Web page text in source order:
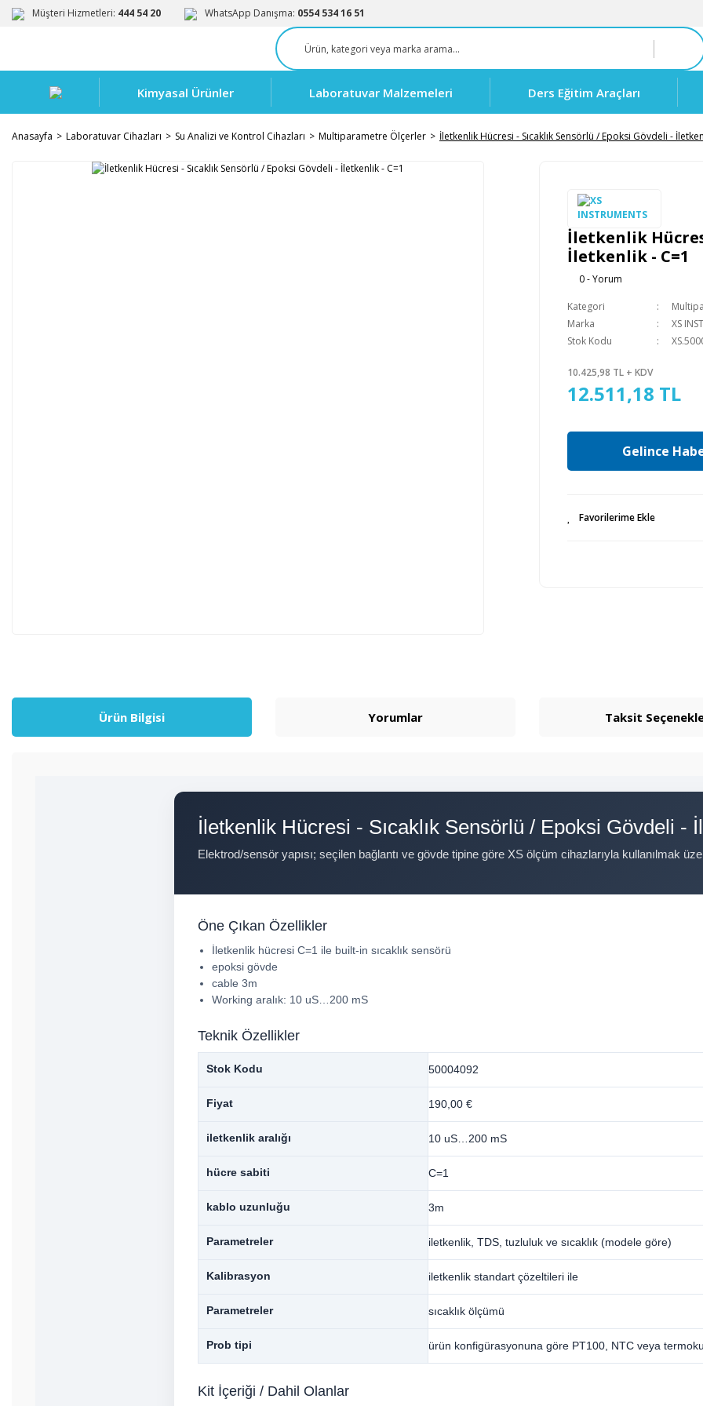
Müşteri Hizmetleri: 444 54 20 WhatsApp Danışma: 0554 534 16 51
Kimyasal Ürünler Laboratuvar Malzemeleri Ders Eğitim Araçları
Anasayfa Laboratuvar Cihazları Su Analizi ve Kontrol Cihazları Multiparametre Ölçerler İletkenlik Hücresi - Sıcaklık Sensörlü / Epoksi Gövdeli -
İletkenlik
İletkenlik - C=1
0 - Yorum
Kategori
Marka
XS
Stok Kodu
10.425,98 TL + KDV
12.511,18 TL
Gelince
Ürün Bilgisi Yorumlar Taksit
İletkenlik Hücresi - Sıcaklık Sensörlü / Epoksi Gövdeli -
Elektrod/sensör yapısı; seçilen bağlantı ve gövde tipine göre XS ölçüm cihazlarıyla kullanılmak
Öne Çıkan Özellikler
İletkenlik hücresi C=1 ile built-in sıcaklık sensörü
epoksi gövde
cable 3m
Working aralık: 10 uS…200 mS
Teknik Özellikler
Stok Kodu 50004092
Fiyat 190,00 €
iletkenlik aralığı 10 uS…200 mS
hücre sabiti C=1
kablo uzunluğu 3m
Parametreler iletkenlik, TDS, tuzluluk ve sıcaklık (modele göre)
Kalibrasyon iletkenlik standart çözeltileri ile
Parametreler sıcaklık ölçümü
Prob tipi ürün konfigürasyonuna göre PT100, NTC veya
Kit İçeriği / Dahil Olanlar